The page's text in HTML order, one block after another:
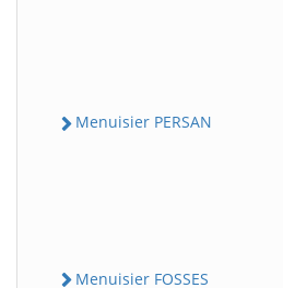
Menuisier PERSAN
Menuisier FOSSES